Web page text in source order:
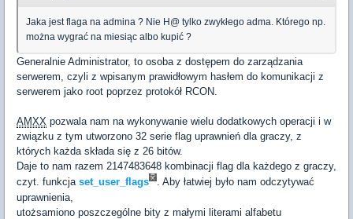
Jaka jest flaga na admina ? Nie H@ tylko zwykłego adma. Którego np.
można wygrać na miesiąc albo kupić ?
Generalnie Administrator, to osoba z dostępem do zarządzania
serwerem, czyli z wpisanym prawidłowym hasłem do komunikacji z
serwerem jako root poprzez protokół RCON.
AMXX pozwala nam na wykonywanie wielu dodatkowych operacji i w
związku z tym utworzono 32 serie flag uprawnień dla graczy, z
których każda składa się z 26 bitów.
Daje to nam razem 2147483648 kombinacji flag dla każdego z graczy,
czyt. funkcja set_user_flags
. Aby łatwiej było nam odczytywać
uprawnienia,
utożsamiono poszczególne bity z małymi literami alfabetu